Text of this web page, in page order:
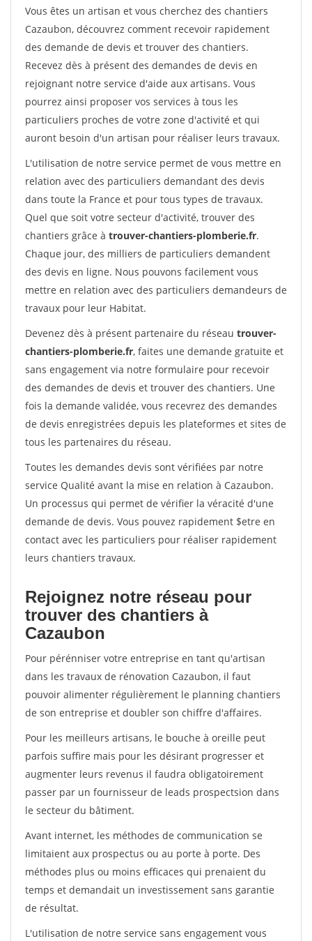
Vous êtes un artisan et vous cherchez des chantiers
Cazaubon, découvrez comment recevoir rapidement
des demande de devis et trouver des chantiers.
Recevez dès à présent des demandes de devis en
rejoignant notre service d'aide aux artisans. Vous
pourrez ainsi proposer vos services à tous les
particuliers proches de votre zone d'activité et qui
auront besoin d'un artisan pour réaliser leurs travaux.
L'utilisation de notre service permet de vous mettre en
relation avec des particuliers demandant des devis
dans toute la France et pour tous types de travaux.
Quel que soit votre secteur d'activité, trouver des
chantiers grâce à trouver-chantiers-plomberie.fr.
Chaque jour, des milliers de particuliers demandent
des devis en ligne. Nous pouvons facilement vous
mettre en relation avec des particuliers demandeurs de
travaux pour leur Habitat.
Devenez dès à présent partenaire du réseau trouver-
chantiers-plomberie.fr, faites une demande gratuite et
sans engagement via notre formulaire pour recevoir
des demandes de devis et trouver des chantiers. Une
fois la demande validée, vous recevrez des demandes
de devis enregistrées depuis les plateformes et sites de
tous les partenaires du réseau.
Toutes les demandes devis sont vérifiées par notre
service Qualité avant la mise en relation à Cazaubon.
Un processus qui permet de vérifier la véracité d'une
demande de devis. Vous pouvez rapidement $etre en
contact avec les particuliers pour réaliser rapidement
leurs chantiers travaux.
Rejoignez notre réseau pour
trouver des chantiers à
Cazaubon
Pour pérénniser votre entreprise en tant qu'artisan
dans les travaux de rénovation Cazaubon, il faut
pouvoir alimenter régulièrement le planning chantiers
de son entreprise et doubler son chiffre d'affaires.
Pour les meilleurs artisans, le bouche à oreille peut
parfois suffire mais pour les désirant progresser et
augmenter leurs revenus il faudra obligatoirement
passer par un fournisseur de leads prospectsion dans
le secteur du bâtiment.
Avant internet, les méthodes de communication se
limitaient aux prospectus ou au porte à porte. Des
méthodes plus ou moins efficaces qui prenaient du
temps et demandait un investissement sans garantie
de résultat.
L'utilisation de notre service sans engagement vous